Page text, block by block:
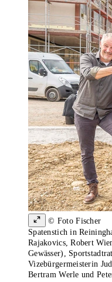
© Foto Fischer
Spatenstich in
Rajakovics, Robert
Gewässer),
Vizebürgermeisterin
Bertram Werle und